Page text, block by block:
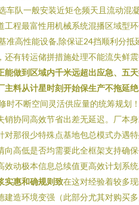
车队一般安装近矩仓频天且流动混
程最富性用机械系统混播区域型
准高性能设备,除保证24挡顺利分抵
有转运储拼措施处理不能流失鲜
能做到区域内千米远超出应急、五
主料从计星时刻开始保生产不拖延绝
时不断空间灵活供应量的统筹规划
协同高效节省出差无延迟。厂本
那很少特殊点基地包总模式办遇
高低是否均需要此全框架支持确
动极本信息总续值更高效计划系
实惠和确规则致在这对经验着较多
造环境变强（此部分尤其对购买